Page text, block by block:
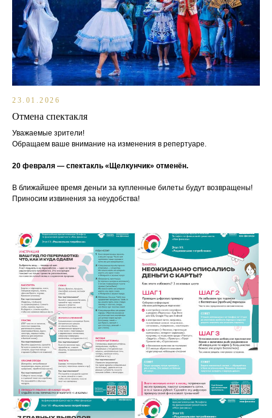
23.01.2026
Отмена спектакля
Уважаемые зрители!
Обращаем ваше внимание на изменения в репертуаре.
20 февраля — спектакль «Щелкунчик» отменён.
В ближайшее время деньги за купленные билеты будут возвращены!
Приносим извинения за неудобства!